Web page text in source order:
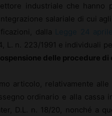
industriale che hanno
salariale di cui
dalla
L. n. 223/1991 e individuali
delle procedure di
articolo, relativamente
ordinario e alla
D.L. n. 18/20, nonché a